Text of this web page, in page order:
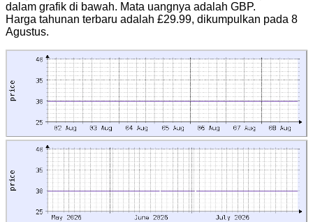
dalam grafik di bawah. Mata uangnya adalah GBP.
Harga tahunan terbaru adalah £29.99, dikumpulkan pada 8
Agustus.